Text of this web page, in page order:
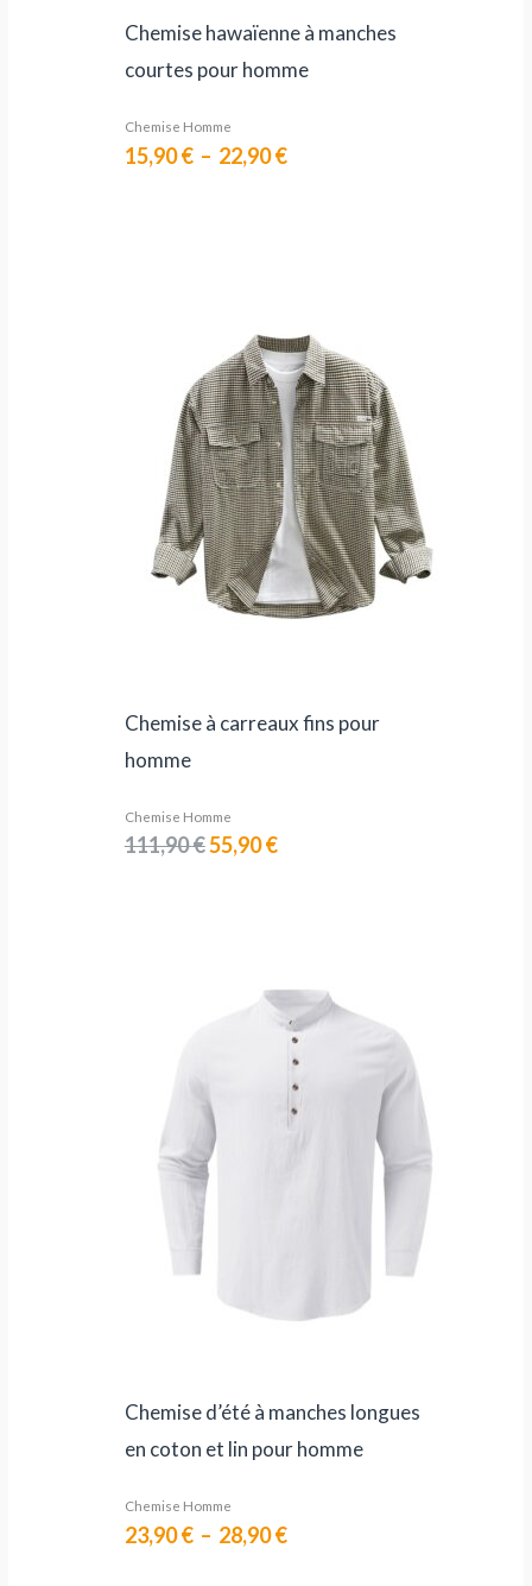
Chemise hawaïenne à manches
courtes pour homme
Chemise Homme
15,90€ – 22,90€
Chemise à carreaux fins pour
homme
Chemise Homme
111,90€
était :
111,90 €.
55,90€
est :
55,90 €.
Chemise d’été à manches longues
en coton et lin pour homme
Chemise Homme
23,90€ – 28,90€
prix :
23,90 €
à
28,90 €